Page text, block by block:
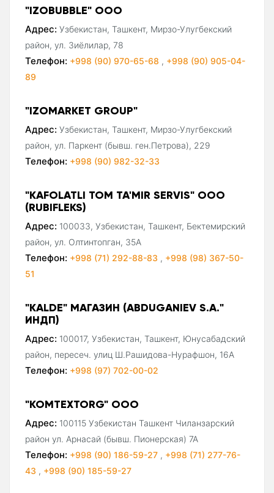
"IZOBUBBLE" ООО
Адрес: Узбекистан, Ташкент, Мирзо-Улугбекский
район, ул. Зиёлилар, 78
Телефон: +998 (90) 970-65-68 , +998 (90) 905-04-
89
"IZOMARKET GROUP"
Адрес: Узбекистан, Ташкент, Мирзо-Улугбекский
район, ул. Паркент (бывш. ген.Петрова), 229
Телефон: +998 (90) 982-32-33
"KAFOLATLI TOM TA'MIR SERVIS" ООО
(RUBIFLEKS)
Адрес: 100033, Узбекистан, Ташкент, Бектемирский
район, ул. Олтинтопган, 35А
Телефон: +998 (71) 292-88-83 , +998 (98) 367-50-
51
"KALDE" МАГАЗИН (ABDUGANIEV S.A."
ИНДП)
Адрес: 100017, Узбекистан, Ташкент, Юнусабадский
район, пересеч. улиц Ш.Рашидова-Нурафшон, 16А
Телефон: +998 (97) 702-00-02
"KOMTEXTORG" ООО
Адрес: 100115 Узбекистан Ташкент Чиланзарский
район ул. Арнасай (бывш. Пионерская) 7А
Телефон: +998 (90) 186-59-27 , +998 (71) 277-76-
43 , +998 (90) 185-59-27